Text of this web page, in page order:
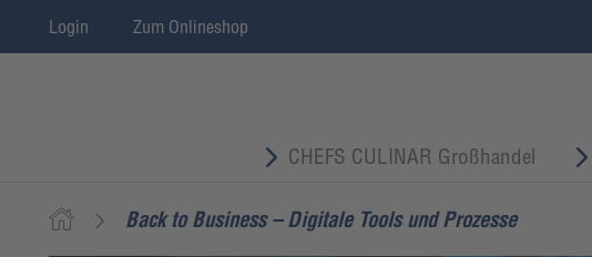
Login Zum Onlineshop
CHEFS CULINAR Großhandel
Back to Business – Digitale Tools und Prozesse